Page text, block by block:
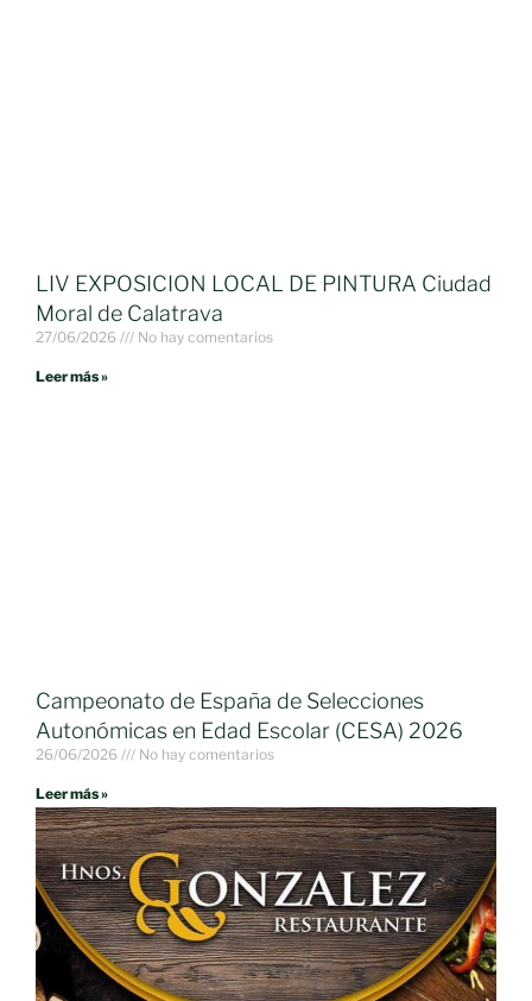
LIV EXPOSICION LOCAL DE PINTURA Ciudad
Moral de Calatrava
27/06/2026 No hay comentarios
Leer más »
Campeonato de España de Selecciones
Autonómicas en Edad Escolar (CESA) 2026
26/06/2026 No hay comentarios
Leer más »